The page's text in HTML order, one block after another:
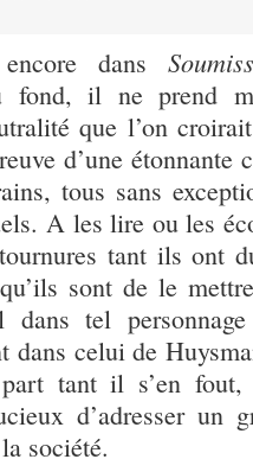
dans
fond, il ne prend
que l’on
d’une étonnante
tous sans
A les lire ou les
tant ils ont
sont de le
tel
dans celui de
tant il s’en fout,
d’adresser un
société.